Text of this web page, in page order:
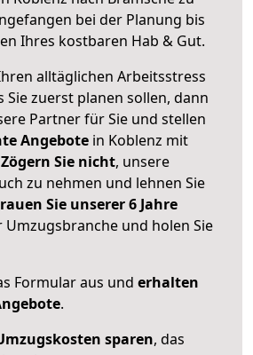
bei der Planung bis
Ihres kostbaren Hab & Gut.
alltäglichen Arbeitsstress
Sie zuerst planen sollen, dann
Partner für Sie und stellen
Angebote in Koblenz mit
Zögern Sie nicht, unsere
zu nehmen und lehnen Sie
Sie unserer 6 Jahre
Umzugsbranche und holen Sie
Formular aus und erhalten
.
sparen, das